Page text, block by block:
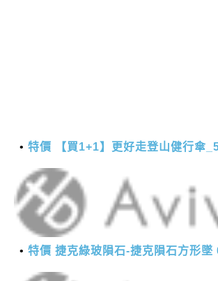
特價 【買1+1】更好走登山健行傘
特價 捷克綠玻隕石-捷克隕石方形墜